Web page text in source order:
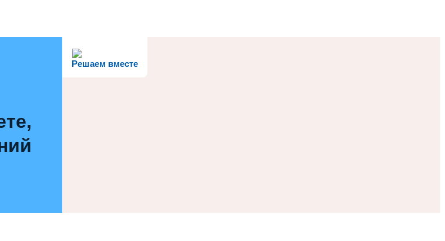
Решаем вместе